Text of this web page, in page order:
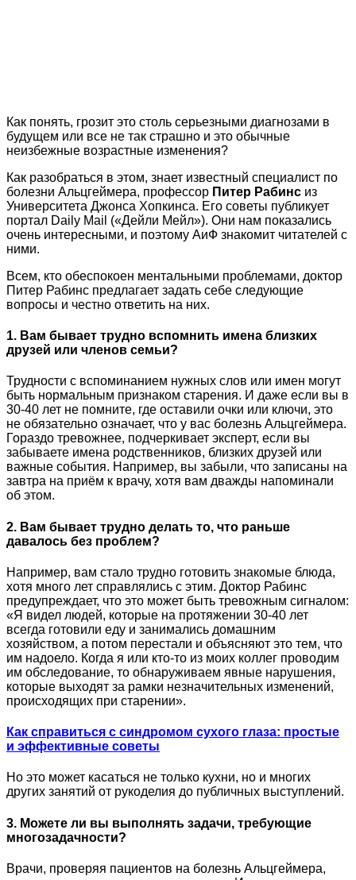
Как понять, грозит это столь серьезными диагнозами в
будущем или все не так страшно и это обычные
неизбежные возрастные изменения?
Как разобраться в этом, знает известный специалист по
болезни Альцгеймера, профессор Питер Рабинс из
Университета Джонса Хопкинса. Его советы публикует
портал Daily Mail («Дейли Мейл»). Они нам показались
очень интересными, и поэтому АиФ знакомит читателей с
ними.
Всем, кто обеспокоен ментальными проблемами, доктор
Питер Рабинс предлагает задать себе следующие
вопросы и честно ответить на них.
1. Вам бывает трудно вспомнить имена близких
друзей или членов семьи?
Трудности с вспоминанием нужных слов или имен могут
быть нормальным признаком старения. И даже если вы в
30-40 лет не помните, где оставили очки или ключи, это
не обязательно означает, что у вас болезнь Альцгеймера.
Гораздо тревожнее, подчеркивает эксперт, если вы
забываете имена родственников, близких друзей или
важные события. Например, вы забыли, что записаны на
завтра на приём к врачу, хотя вам дважды напоминали
об этом.
2. Вам бывает трудно делать то, что раньше
давалось без проблем?
Например, вам стало трудно готовить знакомые блюда,
хотя много лет справлялись с этим. Доктор Рабинс
предупреждает, что это может быть тревожным сигналом:
«Я видел людей, которые на протяжении 30-40 лет
всегда готовили еду и занимались домашним
хозяйством, а потом перестали и объясняют это тем, что
им надоело. Когда я или кто-то из моих коллег проводим
им обследование, то обнаруживаем явные нарушения,
которые выходят за рамки незначительных изменений,
происходящих при старении».
Как справиться с синдромом сухого глаза: простые
и эффективные советы
Но это может касаться не только кухни, но и многих
других занятий от рукоделия до публичных выступлений.
3. Можете ли вы выполнять задачи, требующие
многозадачности?
Врачи, проверяя пациентов на болезнь Альцгеймера,